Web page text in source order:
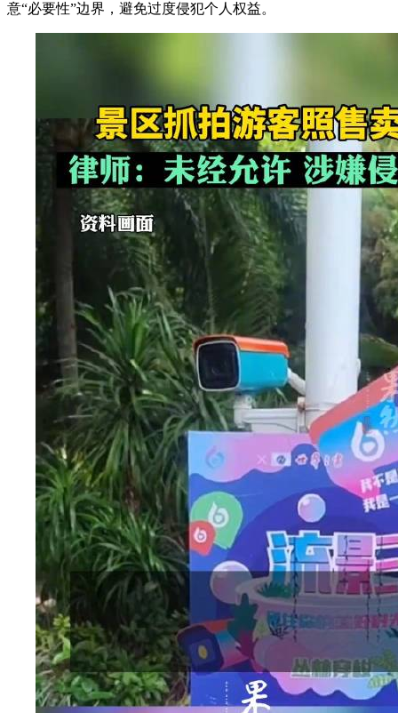
意“必要性”边界，避免过度侵犯个人权益。